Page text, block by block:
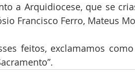
a Arquidiocese, que se
Francisco Ferro, Mateus
feitos, exclamamos